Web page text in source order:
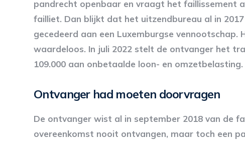
pandrecht openbaar en vraagt het faillissement
failliet. Dan blijkt dat het uitzendbureau al in
gecedeerd aan een Luxemburgse
waardeloos. In juli 2022 stelt de ontvanger het
109.000 aan onbetaalde loon- en omzetbelasting.
Ontvanger had moeten doorvragen
De ontvanger wist al in september 2018 van de
overeenkomst nooit ontvangen, maar toch een